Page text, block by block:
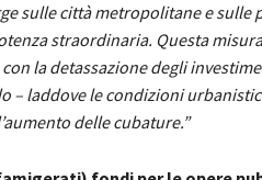
sulle città metropolitane e sulle
straordinaria. Questa
con la detassazione degli
– laddove le condizioni
delle cubature.”